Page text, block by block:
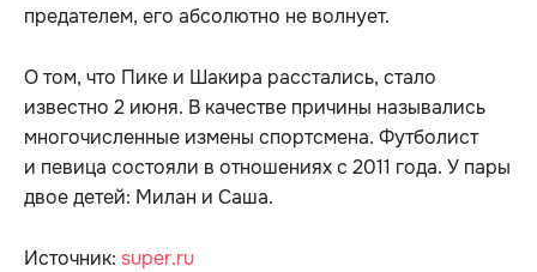
предателем, его абсолютно не волнует.
О том, что Пике и Шакира расстались, стало
известно 2 июня. В качестве причины назывались
многочисленные измены спортсмена. Футболист
и певица состояли в отношениях с 2011 года. У пары
двое детей: Милан и Саша.
Источник: super.ru